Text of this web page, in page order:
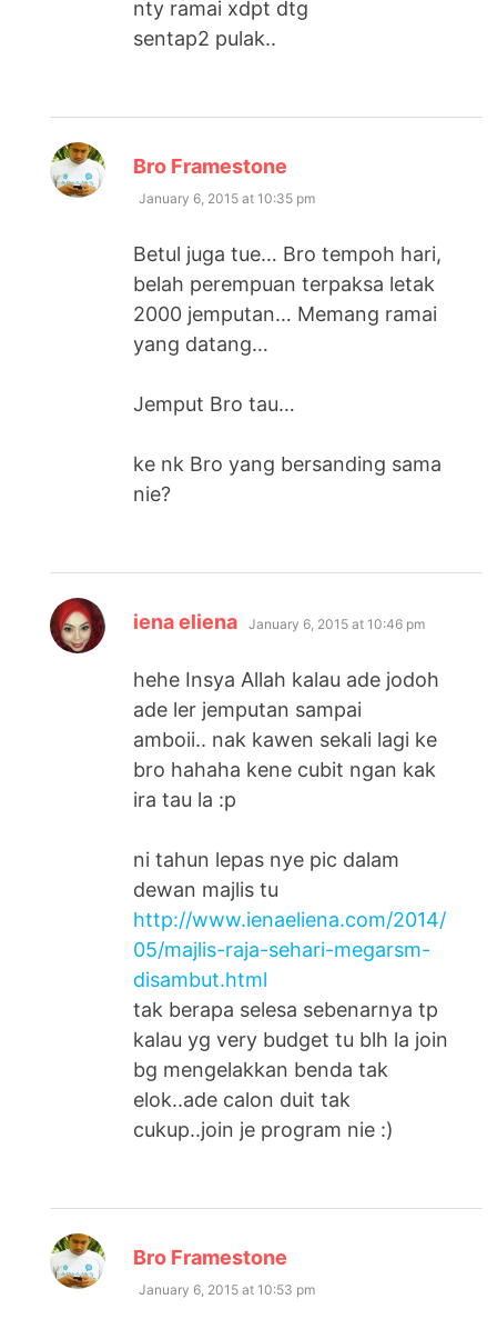
nty ramai xdpt dtg
sentap2 pulak..
Bro Framestone
January 6, 2015 at 10:35 pm
Betul juga tue… Bro tempoh hari,
belah perempuan terpaksa letak
2000 jemputan… Memang ramai
yang datang…
Jemput Bro tau…
ke nk Bro yang bersanding sama
nie?
iena eliena says:
January 6, 2015 at 10:46 pm
hehe Insya Allah kalau ade jodoh
ade ler jemputan sampai
amboii.. nak kawen sekali lagi ke
bro hahaha kene cubit ngan kak
ira tau la :p
ni tahun lepas nye pic dalam
dewan majlis tu
http://www.ienaeliena.com/2014/
05/majlis-raja-sehari-megarsm-
disambut.html
tak berapa selesa sebenarnya tp
kalau yg very budget tu blh la join
bg mengelakkan benda tak
elok..ade calon duit tak
cukup..join je program nie :)
Bro Framestone
January 6, 2015 at 10:53 pm